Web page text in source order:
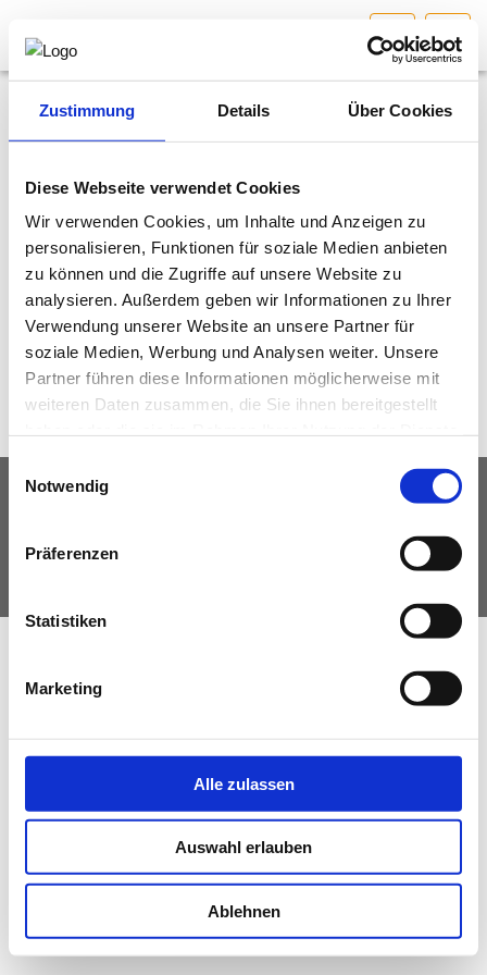
Zustimmung Details Über Cookies
Diese Webseite verwendet Cookies
Wir verwenden Cookies, um Inhalte und Anzeigen zu
personalisieren, Funktionen für soziale Medien anbieten
zu können und die Zugriffe auf unsere Website zu
analysieren. Außerdem geben wir Informationen zu Ihrer
Verwendung unserer Website an unsere Partner für
soziale Medien, Werbung und Analysen weiter. Unsere
Partner führen diese Informationen möglicherweise mit
weiteren Daten zusammen, die Sie ihnen bereitgestellt
Einwilligungsauswahl
Notwendig
Präferenzen
Statistiken
Marketing
Alle zulassen
Auswahl erlauben
Ablehnen
OÖ
Bundesland auswählen HOME
DAS INGENIEURBÜRO
INTERESSEN­VERTRETUNG
MITGLIEDER­VERZEICHNIS
SERVICE
Interessen­vertretung
Aufgaben
Vorstand & Geschäftsstelle
Fachgruppenausschuss
Kontakt
Funktionär:innen
© Fachverband Ingenieurbüros Österreich